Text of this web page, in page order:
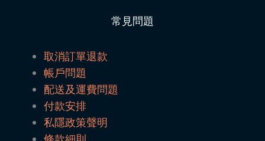
常見問題
取消訂單退款
帳戶問題
配送及運費問題
付款安排
私隱政策聲明